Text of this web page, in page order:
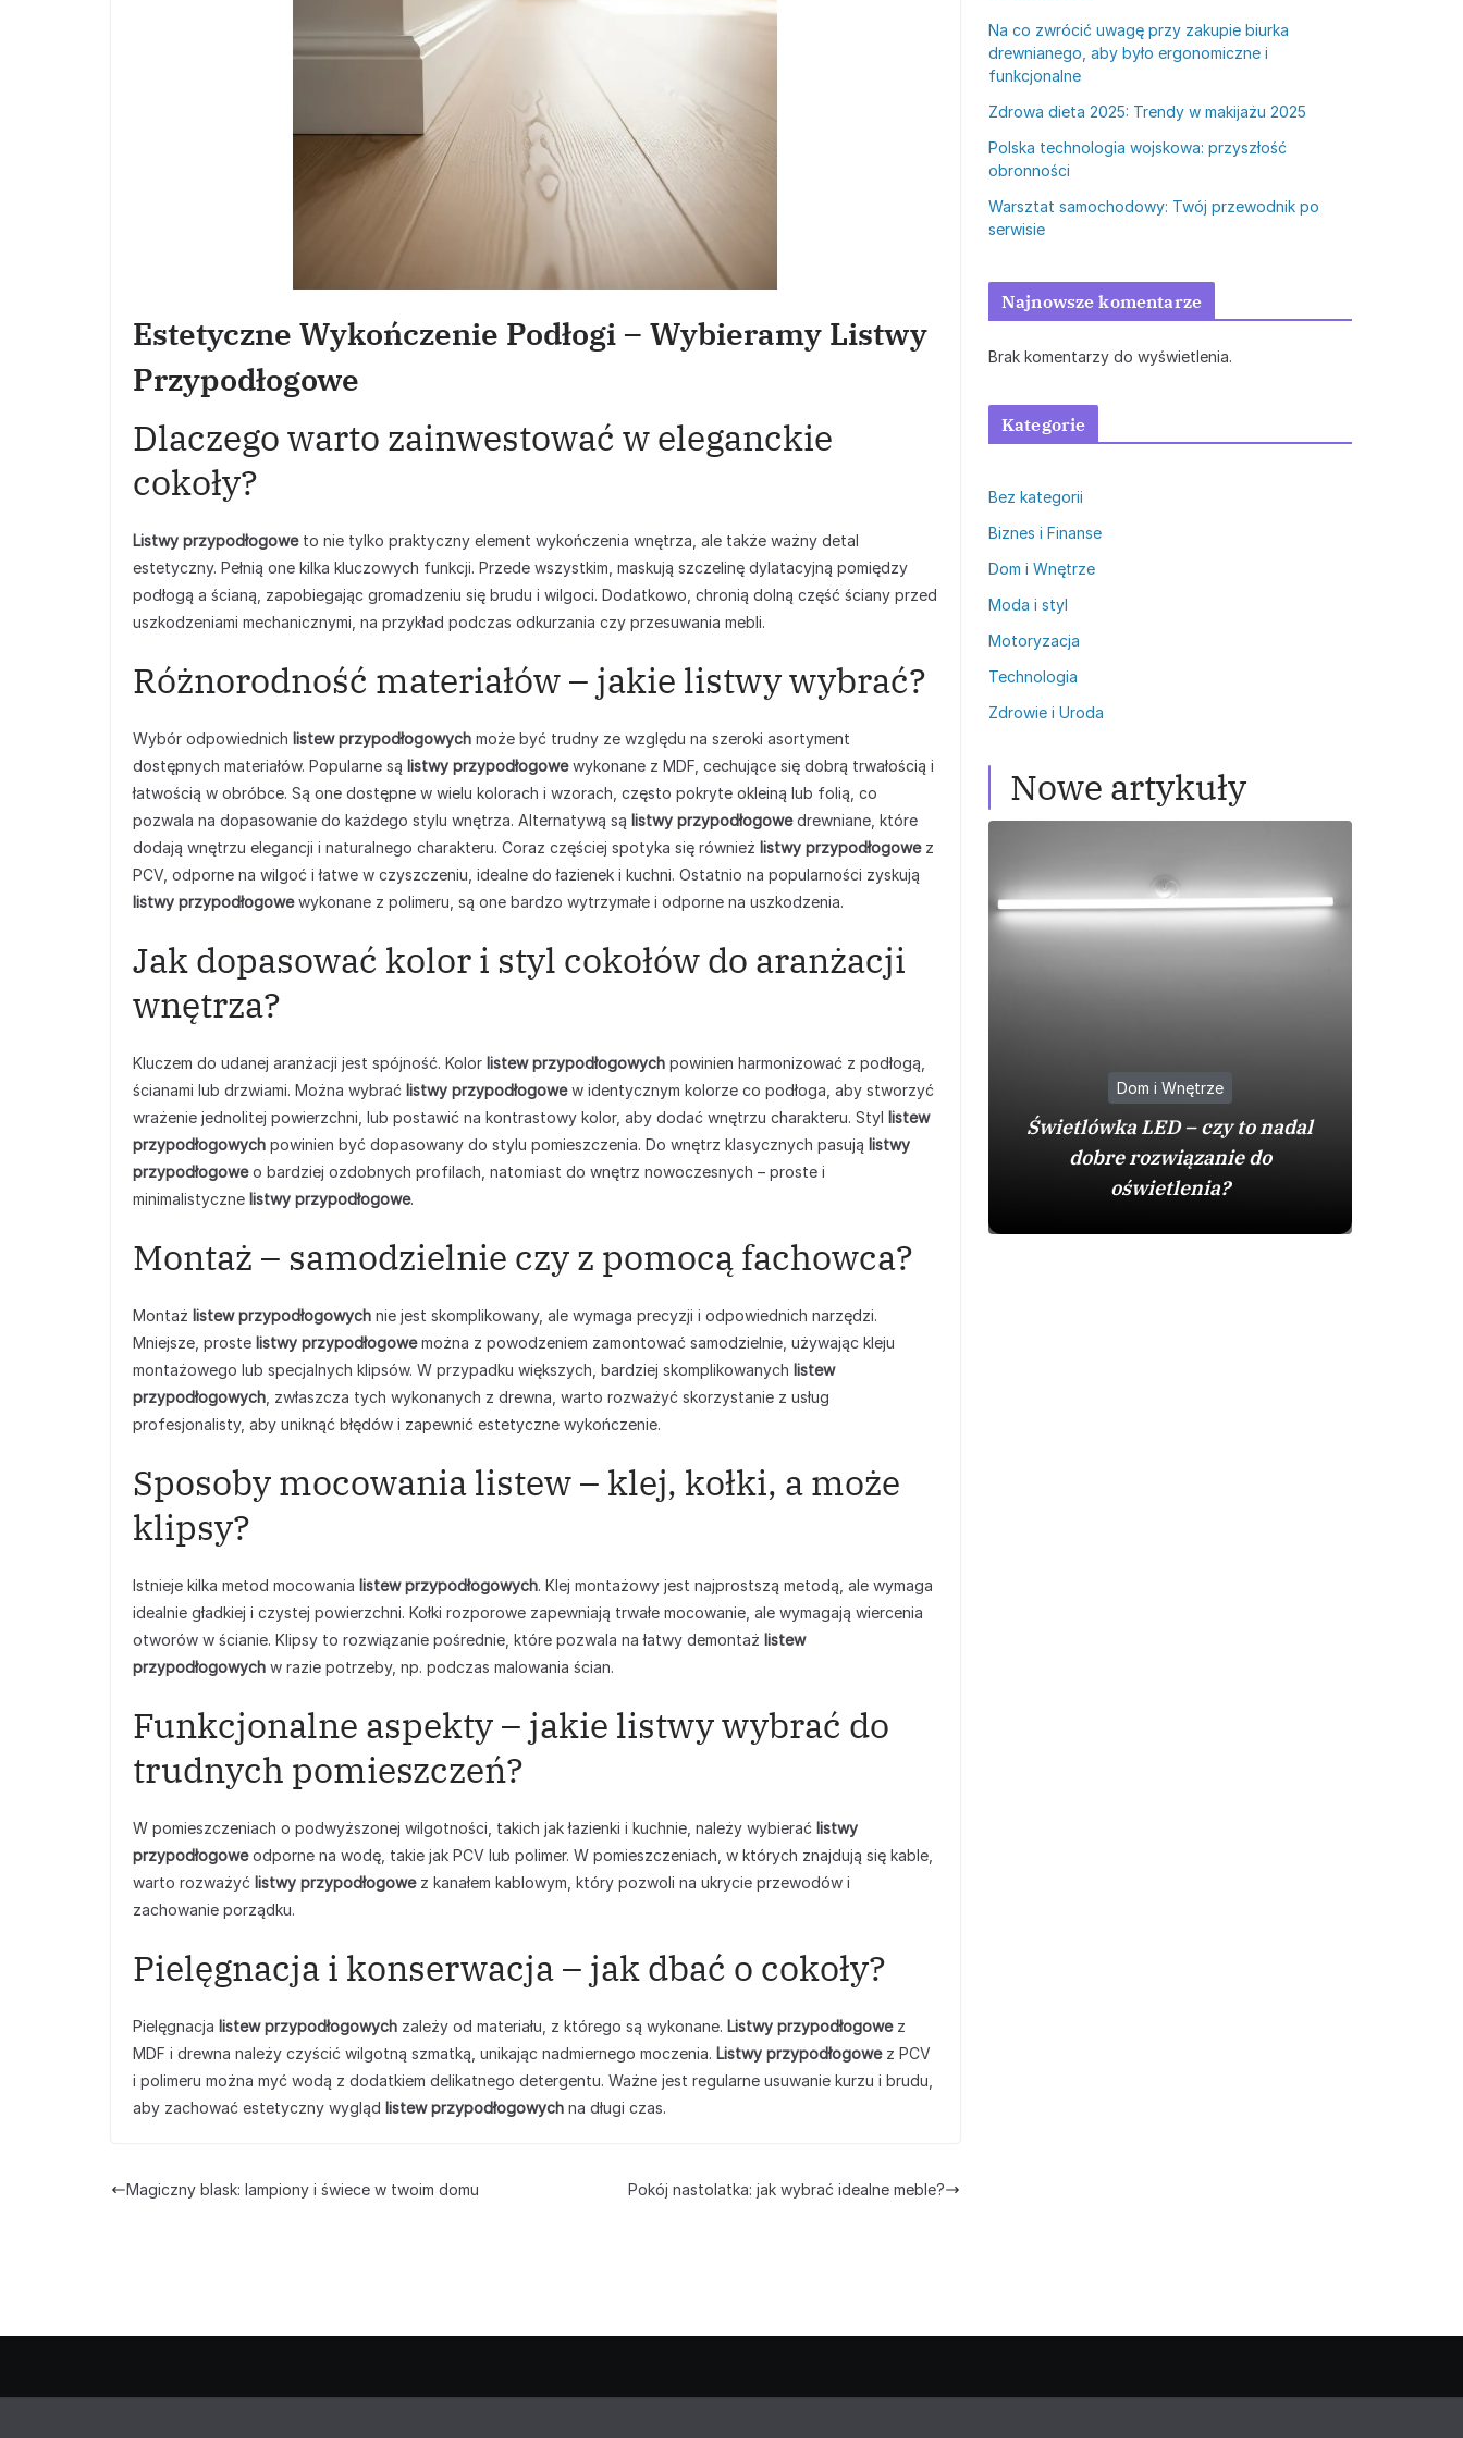
Estetyczne Wykończenie Podłogi – Wybieramy Listwy
Przypodłogowe
Dlaczego warto zainwestować w eleganckie
cokoły?
Listwy przypodłogoweto nie tylko praktyczny element wykończenia wnętrza, ale także ważny detal
estetyczny. Pełnią one kilka kluczowych funkcji. Przede wszystkim, maskują szczelinę dylatacyjną pomiędzy
podłogą a ścianą, zapobiegając gromadzeniu się brudu i wilgoci. Dodatkowo, chronią dolną część ściany przed
uszkodzeniami mechanicznymi, na przykład podczas odkurzania czy przesuwania mebli.
Różnorodność materiałów – jakie listwy wybrać?
Wybór odpowiednich listew przypodłogowych może być trudny ze względu na szeroki asortyment
dostępnych materiałów. Popularne są listwy przypodłogowewykonane z MDF, cechujące się dobrą trwałością i
łatwością w obróbce. Są one dostępne w wielu kolorach i wzorach, często pokryte okleiną lub folią, co
pozwala na dopasowanie do każdego stylu wnętrza. Alternatywą są listwy przypodłogowedrewniane, które
dodają wnętrzu elegancji i naturalnego charakteru. Coraz częściej spotyka się również listwy przypodłogowez
PCV, odporne na wilgoć i łatwe w czyszczeniu, idealne do łazienek i kuchni. Ostatnio na popularności zyskują
listwy przypodłogowewykonane z polimeru, są one bardzo wytrzymałe i odporne na uszkodzenia.
Jak dopasować kolor i styl cokołów do aranżacji
wnętrza?
Kluczem do udanej aranżacji jest spójność. Kolor listew przypodłogowych powinien harmonizować z podłogą,
ścianami lub drzwiami. Można wybrać listwy przypodłogowew identycznym kolorze co podłoga, aby stworzyć
wrażenie jednolitej powierzchni, lub postawić na kontrastowy kolor, aby dodać wnętrzu charakteru. Styl listew
przypodłogowych powinien być dopasowany do stylu pomieszczenia. Do wnętrz klasycznych pasują listwy
przypodłogoweo bardziej ozdobnych profilach, natomiast do wnętrz nowoczesnych – proste i
minimalistyczne listwy przypodłogowe.
Montaż – samodzielnie czy z pomocą fachowca?
Montaż listew przypodłogowych nie jest skomplikowany, ale wymaga precyzji i odpowiednich narzędzi.
Mniejsze, proste listwy przypodłogowemożna z powodzeniem zamontować samodzielnie, używając kleju
montażowego lub specjalnych klipsów. W przypadku większych, bardziej skomplikowanych listew
przypodłogowych , zwłaszcza tych wykonanych z drewna, warto rozważyć skorzystanie z usług
profesjonalisty, aby uniknąć błędów i zapewnić estetyczne wykończenie.
Sposoby mocowania listew – klej, kołki, a może
klipsy?
Istnieje kilka metod mocowania listew przypodłogowych. Klej montażowy jest najprostszą metodą, ale wymaga
idealnie gładkiej i czystej powierzchni. Kołki rozporowe zapewniają trwałe mocowanie, ale wymagają wiercenia
otworów w ścianie. Klipsy to rozwiązanie pośrednie, które pozwala na łatwy demontaż listew
przypodłogowych w razie potrzeby, np. podczas malowania ścian.
Funkcjonalne aspekty – jakie listwy wybrać do
trudnych pomieszczeń?
W pomieszczeniach o podwyższonej wilgotności, takich jak łazienki i kuchnie, należy wybierać listwy
przypodłogoweodporne na wodę, takie jak PCV lub polimer. W pomieszczeniach, w których znajdują się kable,
warto rozważyć listwy przypodłogowez kanałem kablowym, który pozwoli na ukrycie przewodów i
zachowanie porządku.
Pielęgnacja i konserwacja – jak dbać o cokoły?
Pielęgnacja listew przypodłogowych zależy od materiału, z którego są wykonane. Listwy przypodłogowez
MDF i drewna należy czyścić wilgotną szmatką, unikając nadmiernego moczenia. Listwy przypodłogowez PCV
i polimeru można myć wodą z dodatkiem delikatnego detergentu. Ważne jest regularne usuwanie kurzu i brudu,
aby zachować estetyczny wygląd listew przypodłogowych na długi czas.
Magiczny blask: lampiony i świece w twoim domu Pokój nastolatka: jak wybrać idealne meble?
Na co zwrócić uwagę przy zakupie biurka
drewnianego, aby było ergonomiczne i
funkcjonalne
Zdrowa dieta 2025: Trendy w makijażu 2025
Polska technologia wojskowa: przyszłość
obronności
Warsztat samochodowy: Twój przewodnik po
serwisie
Najnowsze komentarze
Brak komentarzy do wyświetlenia.
Kategorie
Bez kategorii
Biznes i Finanse
Dom i Wnętrze
Moda i styl
Motoryzacja
Technologia
Zdrowie i Uroda
Nowe artykuły
Dom i Wnętrze
Świetlówka LED – czy to nadal
dobre rozwiązanie do
oświetlenia?